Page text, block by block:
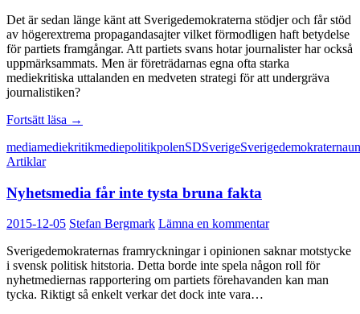
Det är sedan länge känt att Sverigedemokraterna stödjer och får stöd
av högerextrema propagandasajter vilket förmodligen haft betydelse
för partiets framgångar. Att partiets svans hotar journalister har också
uppmärksammats. Men är företrädarnas egna ofta starka
mediekritiska uttalanden en medveten strategi för att undergräva
journalistiken?
Fortsätt läsa SD:s
skadar
→
mediamediekritikmediepolitikpolenSDSverigeSverigedemokraterna
Artiklar
Nyhetsmedia får inte tysta bruna fakta
2015-12-05 Stefan Bergmark Lämna en kommentar
Sverigedemokraternas framryckningar i opinionen saknar motstycke
i svensk politisk hitstoria. Detta borde inte spela någon roll för
nyhetmediernas rapportering om partiets förehavanden kan man
tycka. Riktigt så enkelt verkar det dock inte vara…